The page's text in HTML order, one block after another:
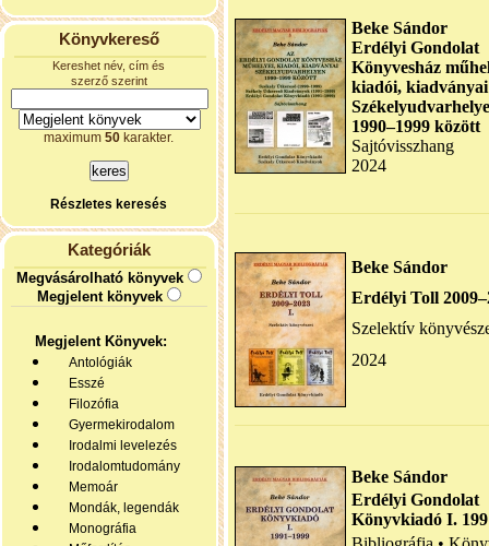
Könyvkereső
Kereshet név, cím és
szerző szerint
maximum50 karakter.
Részletes keresés
Kategóriák
Megvásárolható könyvek
Megjelent könyvek
Megjelent Könyvek:
Antológiák
Esszé
Filozófia
Gyermekirodalom
Irodalmi levelezés
Irodalomtudomány
Memoár
Mondák, legendák
Monográfia
Beke Sándor
Erdélyi Gondolat
Könyvesház
kiadói, kiadványai
1990–1999 között
Sajtóvisszhang
2024
Beke Sándor
Erdélyi Toll
Szelektív
2024
Beke Sándor
Erdélyi Gondolat
Könyvkiadó I.